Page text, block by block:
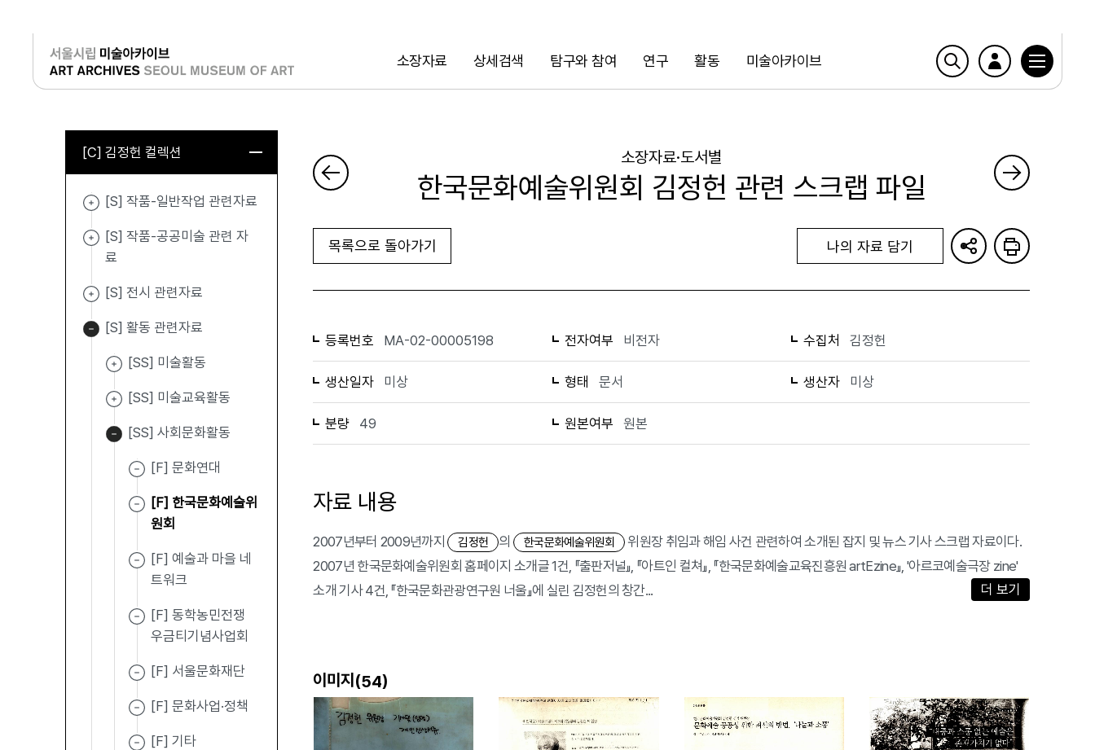
소장자료 상세검색 탐구와 참여 연구 활동 미술아카이브
검색
로그인
[C] 김정헌 컬렉션
[S] 작품-일반작업 관련자료
[S] 작품-공공미술 관련 자
료
[S] 전시 관련자료
[S] 활동 관련자료
[SS] 미술활동
[SS] 미술교육활동
[SS] 사회문화활동
[F] 문화연대
[F] 한국문화예술위
원회
[F] 예술과 마을 네
트워크
[F] 동학농민전쟁
우금티기념사업회
[F] 서울문화재단
[F] 문화사업·정책
[F] 기타
소장자료·도서별
한국문화예술위원회 김정헌 관련 스크랩 파일
목록으로 돌아가기 나의 자료 담기
등록번호 MA-02-00005198 전자여부 비전자 수집처 김정헌
생산일자 미상 형태 문서 생산자 미상
분량 49 원본여부 원본
자료 내용
2007년부터 2009년까지 김정헌 의 한국문화예술위원회
위원장 취임과 해임 사건 관련하여 소개된 잡지 및 뉴스 기사 스크랩 자료이다.
2007년 한국문화예술위원회 홈페이지 소개글 1건, 『출판저널』, 『아트인 컬쳐』, 『한국문화예술교육진흥원 artEzine』, '아르코예술극장 zine'
소개 기사 4건, 『한국문화관광연구원 너울』에 실린 김정헌의 창간...
더 보기
이미지(54)